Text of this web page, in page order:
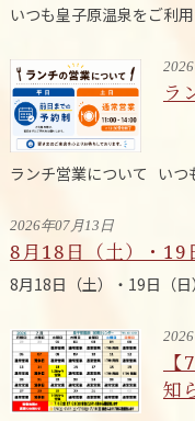
いつも皇子原温泉をご利
ラ
ランチ営業について いつ
2026年07月13日
8月18日（土）・19
8月18日（土）・19日（
知